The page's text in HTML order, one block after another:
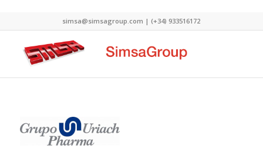
simsa@simsagroup.com | (+34) 933516172